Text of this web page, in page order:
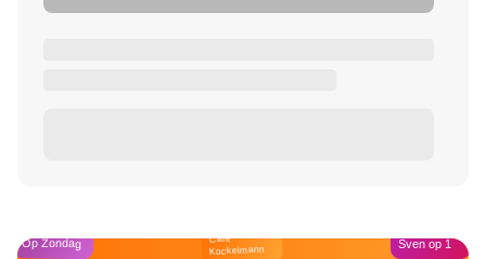
Op Zondag Café
Kockelmann Sven op 1